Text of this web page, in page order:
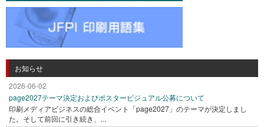
お知らせ
2026-06-02
page2027テーマ決定およびポスタービジュアル公募について
印刷メディアビジネスの総合イベント「page2027」のテーマが決定しまし
た。そして前回に引き続き、...